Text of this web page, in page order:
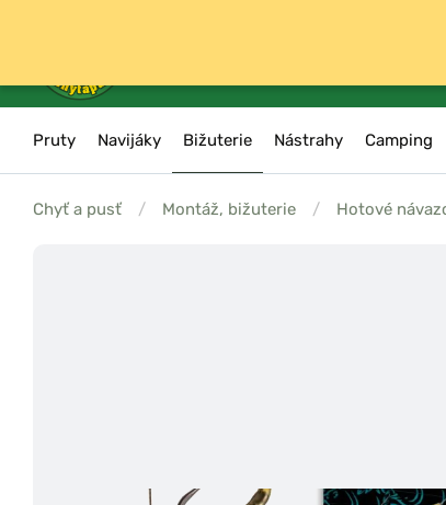
Pruty Navijáky Bižuterie Nástrahy Camping
Chyť a pusť / Montáž, bižuterie / Hotové